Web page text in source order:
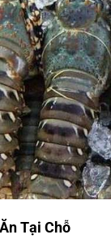
Tại Chỗ